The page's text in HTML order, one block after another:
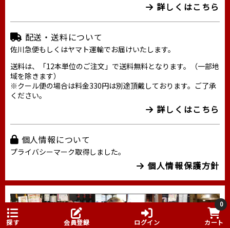
探す 会員登録 ログイン
0
カート
詳しくはこちら
配送・送料について
佐川急便もしくはヤマト運輸でお届けいたします。
送料は、「12本単位のご注文」で送料無料となります。（一部地
域を除きます）
※クール便の場合は料金330円は別途頂戴しております。ご了承
ください。
詳しくはこちら
個人情報について
プライバシーマーク取得しました。
個人情報保護方針